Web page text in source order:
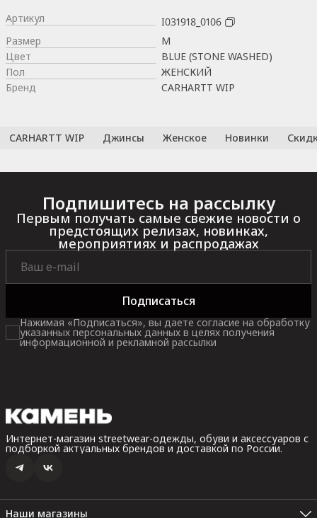
Артикул
I031918_0106
Размер
M
Цвет
BLUE (STONE WASHED)
Пол
ЖЕНСКИЙ
Бренд
CARHARTT WIP
CARHARTT WIP Джинсы Женское Новинки
Подпишитесь на рассылку
Первым получать самые свежие новости о
предстоящих релизах, новинках,
мероприятиях и распродажах
Подписаться
Нажимая «Подписаться», вы даете согласие на обработку
указанных персональных данных в целях получения
информационной и рекламной рассылки
Интернет-магазин streetwear-одежды, обуви и аксессуаров с
подборкой актуальных брендов и доставкой по России.
Наши магазины